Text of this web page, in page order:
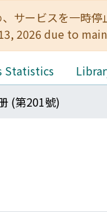
、サービスを一
2026 due to
Statistics
(第201號)